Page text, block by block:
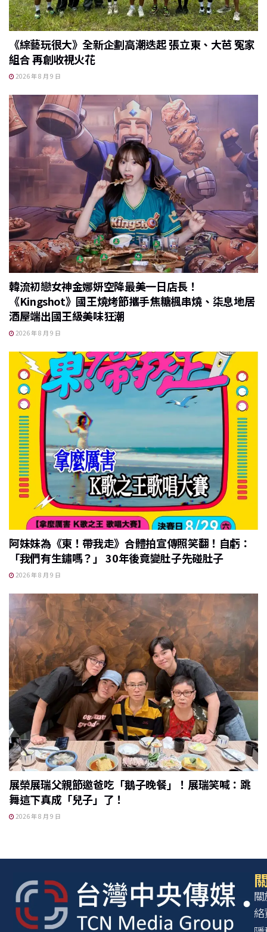
《綜藝玩很大》全新企劃高潮迭起 張立東、大芭 冤家
組合 再創收視火花
2026 年 8 月 9 日
韓流初戀女神金娜妍空降最美一日店長！
《Kingshot》國王燒烤節攜手焦糖楓串燒、柒息地居
酒屋端出國王級美味狂潮
2026 年 8 月 9 日
阿妹妹為《東！帶我走》合體拍宣傳照笑翻！自虧：
「我們有生鏽嗎？」 30年後竟變肚子先碰肚子
2026 年 8 月 9 日
展榮展瑞父親節邀爸吃「鵝子晚餐」！展瑞笑喊：跳
舞這下真成「兒子」了！
2026 年 8 月 9 日